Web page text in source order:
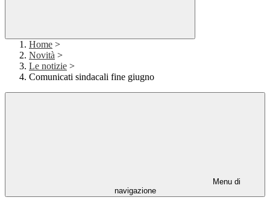
Home >
Novità >
Le notizie >
Comunicati sindacali fine giugno
Menu di
navigazione